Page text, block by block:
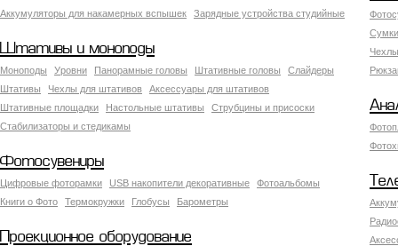
Аккумуляторы для накамерных вспышек
Зарядные устройства студийные
Штативы и моноподы
Моноподы Уровни Панорамные головы Штативные головы
Слайдеры
Штативы
Чехлы для штативов
Аксессуары для штативов
Штативные площадки
Настольные штативы
Струбцины и присоски
Стабилизаторы и стедикамы
Фотосувениры
Цифровые фоторамки USB накопители декоративные
Фотоальбомы
Книги о Фото
Термокружки Глобусы Барометры
Проекционное оборудование